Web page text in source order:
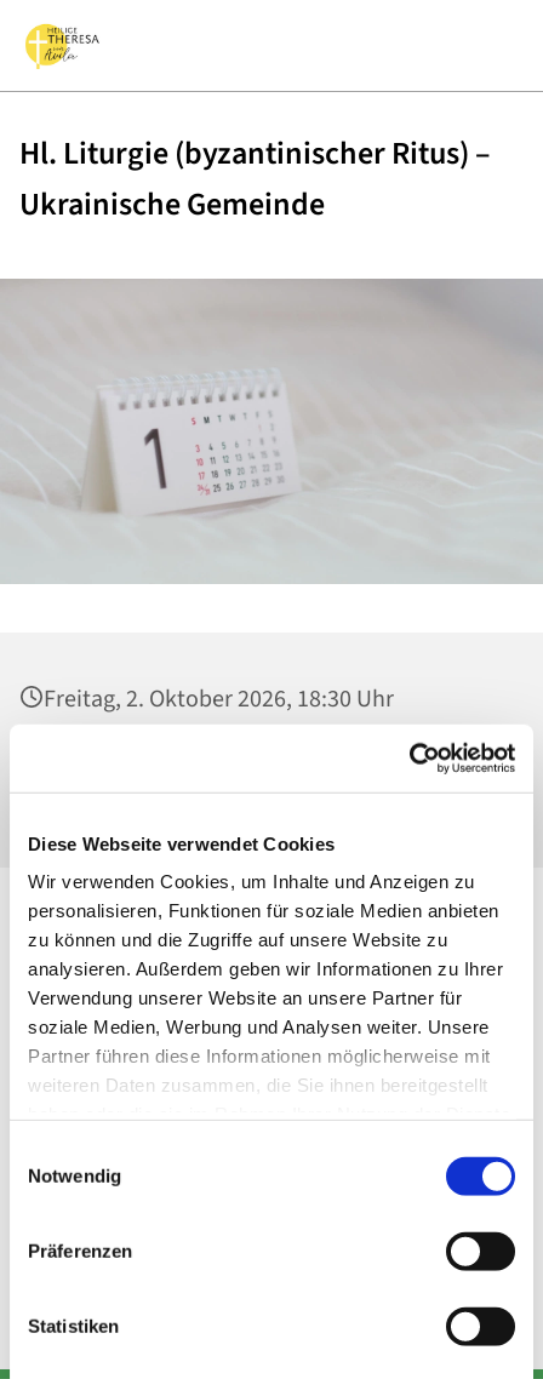
Diese Webseite verwendet Cookies
Wir verwenden Cookies, um Inhalte und Anzeigen zu
personalisieren, Funktionen für soziale Medien anbieten
zu können und die Zugriffe auf unsere Website zu
analysieren. Außerdem geben wir Informationen zu Ihrer
Verwendung unserer Website an unsere Partner für
soziale Medien, Werbung und Analysen weiter. Unsere
Partner führen diese Informationen möglicherweise mit
weiteren Daten zusammen, die Sie ihnen bereitgestellt
Notwendig
Präferenzen
Statistiken
Hl. Liturgie (byzantinischer Ritus) –
Ukrainische Gemeinde
Freitag, 2. Oktober 2026, 18:30 Uhr
Heilig Kreuz, Kirche, Malchower Weg 22-24,
13053 Berlin